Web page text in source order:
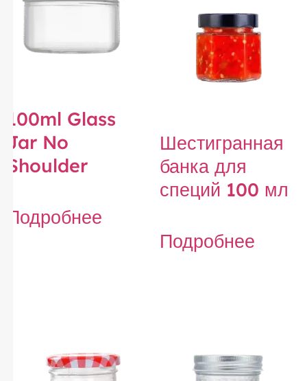
100ml Glass
Jar No
Shoulder
Подробнее
Шестигранная
банка для
специй 100 мл
Подробнее